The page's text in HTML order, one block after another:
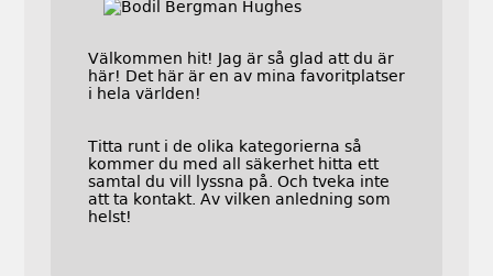
Välkommen hit! Jag är så glad att du är
här! Det här är en av mina favoritplatser
i hela världen!
Titta runt i de olika kategorierna så
kommer du med all säkerhet hitta ett
samtal du vill lyssna på. Och tveka inte
att ta kontakt. Av vilken anledning som
helst!